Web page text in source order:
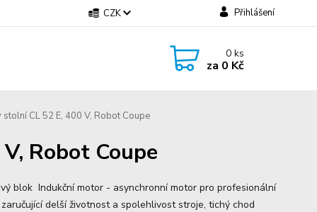
CZK Přihlášení
0ks
za 0 Kč
CL 52 E, 400 V, Robot Coupe
Robot Coupe
blok Indukční motor - asynchronní motor pro profesionální
delší životnost a spolehlivost stroje, tichý chod